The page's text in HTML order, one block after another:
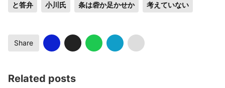
と答弁 小川氏 条は砦か足かせか 考えていない
Share
Related posts